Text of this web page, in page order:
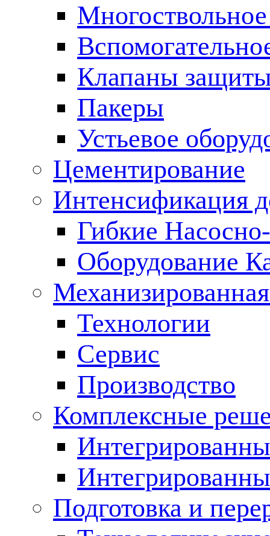
Клапаны
Пакеры
Устьевое
Цементирование
Интенсификация
Гибкие
Оборудование
Технологии
Сервис
Производство
Комплексные
Подготовка и